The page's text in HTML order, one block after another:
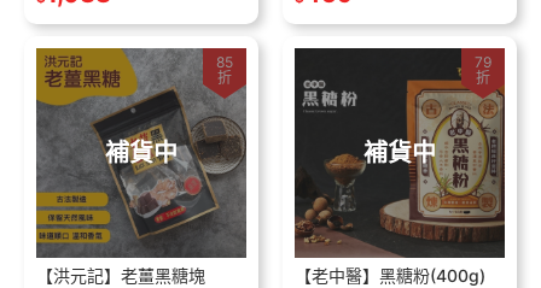
補貨中
85
折
【洪元記】老薑黑糖塊
補貨中
79
折
【老中醫】黑糖粉(400g)